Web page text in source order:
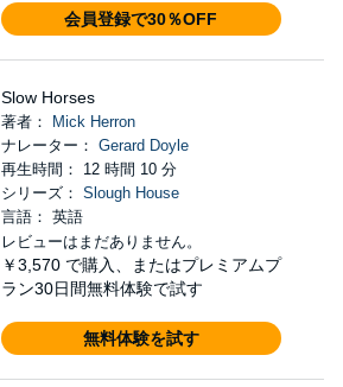
会員登録で30％OFF
Slow Horses
著者：
Mick Herron
ナレーター： Gerard Doyle
再生時間： 12 時間 10 分
シリーズ： Slough House
言語： 英語
レビューはまだありません。
￥3,570 で購入、またはプレミアムプ
ラン30日間無料体験で試す
無料体験を試す